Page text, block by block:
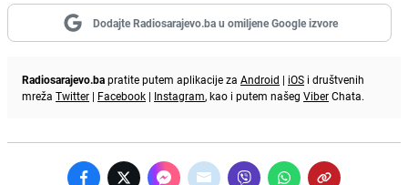
Dodajte Radiosarajevo.ba u omiljene Google izvore
Radiosarajevo.bapratite putem aplikacije za Android | iOS i društvenih
mreža Twitter | Facebook | Instagram, kao i putem našeg ViberChata.